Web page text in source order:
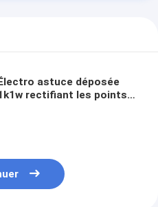
astuce déposée
rectifiant les points